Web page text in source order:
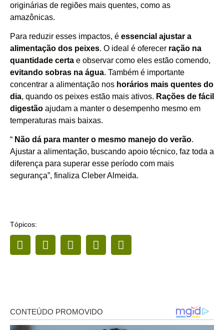
originárias de regiões mais quentes, como as
amazônicas.
Para reduzir esses impactos, é essencial ajustar a
alimentação dos peixes. O ideal é oferecer ração na
quantidade certa e observar como eles estão comendo,
evitando sobras na água. Também é importante
concentrar a alimentação nos horários mais quentes do
dia, quando os peixes estão mais ativos. Rações de fácil
digestão ajudam a manter o desempenho mesmo em
temperaturas mais baixas.
“ Não dá para manter o mesmo manejo do verão.
Ajustar a alimentação, buscando apoio técnico, faz toda a
diferença para superar esse período com mais
segurança”, finaliza Cleber Almeida.
Tópicos: